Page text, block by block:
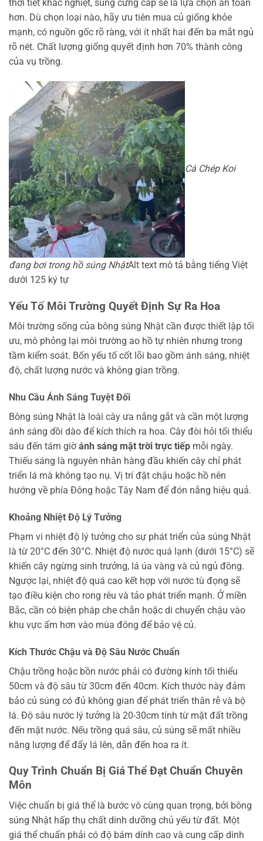
thời tiết khắc nghiệt, súng cứng cáp sẽ là lựa chọn an toàn
hơn. Dù chọn loại nào, hãy ưu tiên mua củ giống khỏe
mạnh, có nguồn gốc rõ ràng, với ít nhất hai đến ba mắt ngủ
rõ nét. Chất lượng giống quyết định hơn 70% thành công
của vụ trồng.
Cá Chép Koi
đang bơi trong hồ súng NhậtAlt text mô tả bằng tiếng Việt
dưới 125 ký tự
Yếu Tố Môi Trường Quyết Định Sự Ra Hoa
Môi trường sống của bông súng Nhật cần được thiết lập tối
ưu, mô phỏng lại môi trường ao hồ tự nhiên nhưng trong
tầm kiểm soát. Bốn yếu tố cốt lõi bao gồm ánh sáng, nhiệt
độ, chất lượng nước và không gian trồng.
Nhu Cầu Ánh Sáng Tuyệt Đối
Bông súng Nhật là loài cây ưa nắng gắt và cần một lượng
ánh sáng dồi dào để kích thích ra hoa. Cây đòi hỏi tối thiểu
sáu đến tám giờánh sáng mặt trời trực tiếp mỗi ngày.
Thiếu sáng là nguyên nhân hàng đầu khiến cây chỉ phát
triển lá mà không tạo nụ. Vị trí đặt chậu hoặc hồ nên
hướng về phía Đông hoặc Tây Nam để đón nắng hiệu quả.
Khoảng Nhiệt Độ Lý Tưởng
Phạm vi nhiệt độ lý tưởng cho sự phát triển của súng Nhật
là từ 20°C đến 30°C. Nhiệt độ nước quá lạnh (dưới 15°C) sẽ
khiến cây ngừng sinh trưởng, lá úa vàng và củ ngủ đông.
Ngược lại, nhiệt độ quá cao kết hợp với nước tù đọng sẽ
tạo điều kiện cho rong rêu và tảo phát triển mạnh. Ở miền
Bắc, cần có biện pháp che chắn hoặc di chuyển chậu vào
khu vực ấm hơn vào mùa đông để bảo vệ củ.
Kích Thước Chậu và Độ Sâu Nước Chuẩn
Chậu trồng hoặc bồn nước phải có đường kính tối thiểu
50cm và độ sâu từ 30cm đến 40cm. Kích thước này đảm
bảo củ súng có đủ không gian để phát triển thân rễ và bộ
lá. Độ sâu nước lý tưởng là 20-30cm tính từ mặt đất trồng
đến mặt nước. Nếu trồng quá sâu, củ súng sẽ mất nhiều
năng lượng để đẩy lá lên, dẫn đến hoa ra ít.
Quy Trình Chuẩn Bị Giá Thể Đạt Chuẩn Chuyên
Môn
Việc chuẩn bị giá thể là bước vô cùng quan trọng, bởi bông
súng Nhật hấp thụ chất dinh dưỡng chủ yếu từ đất. Một
giá thể chuẩn phải có độ bám dính cao và cung cấp dinh